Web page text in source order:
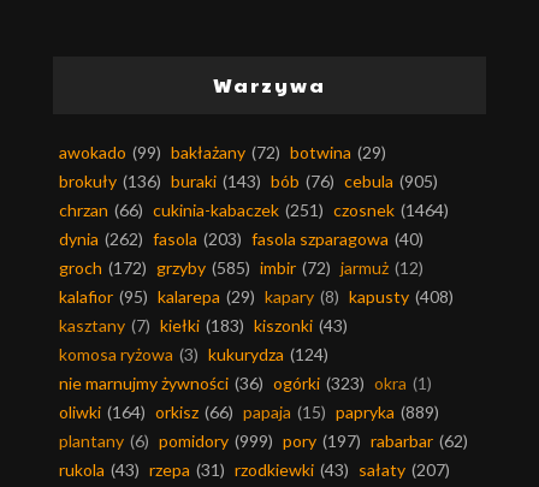
Warzywa
awokado (99) bakłażany (72) botwina (29)
brokuły (136) buraki (143) bób (76) cebula (905)
chrzan (66) cukinia-kabaczek (251) czosnek (1464)
dynia (262) fasola (203) fasola szparagowa (40)
groch (172) grzyby (585) imbir (72) jarmuż (12)
kalafior (95) kalarepa (29) kapary (8) kapusty (408)
kasztany (7) kiełki (183) kiszonki (43)
komosa ryżowa (3) kukurydza (124)
nie marnujmy żywności (36) ogórki (323) okra (1)
oliwki (164) orkisz (66) papaja (15) papryka (889)
plantany (6) pomidory (999) pory (197) rabarbar (62)
rukola (43) rzepa (31) rzodkiewki (43) sałaty (207)